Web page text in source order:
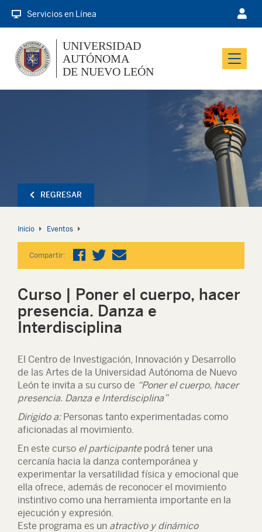
Servicios en Línea
Menu
UNIVERSIDAD
AUTÓNOMA
DE NUEVO LEÓN
REGRESAR
Inicio Eventos
Compartir:
Curso | Poner el cuerpo, hacer
presencia. Danza e
Interdisciplina
El Centro de Investigación, Innovación y Desarrollo
de las Artes de la Universidad Autónoma de Nuevo
León te invita a su curso de “Poner el cuerpo, hacer
presencia. Danza e Interdisciplina”
Dirigido a:Personas tanto experimentadas como
aficionadas al movimiento.
En este curso el participantepodrá tener una
cercanía hacia la danza contemporánea y
experimentar la versatilidad física y emocional que
ella ofrece, además de reconocer el movimiento
instintivo como una herramienta importante en la
ejecución y expresión.
Este programa es un atractivo y dinámico